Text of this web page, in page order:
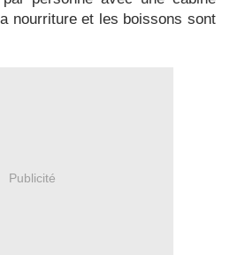
nourriture et les boissons sont
Publicité